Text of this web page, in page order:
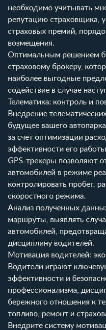
необходимо учитывать
репутацию страховщика,
страховых премий,
возмещения.
Оптимальным решением
страховому брокеру,
наиболее выгодные
содействие в случае
Телематика: контроль и
Внедрение
будущее вашего
за счет оптимизации
эффективности его
GPS-трекеры позволяют
автомобилей в режиме
контролировать пробег,
скоростного режима.
Анализ полученных
маршруты, выявлять
автомобилей,
дисциплину водителей.
Мотивация водителей:
Водители играют
эффективности и
профессионализма,
бережного отношения к
топливо, ремонт и
Внедрите систему